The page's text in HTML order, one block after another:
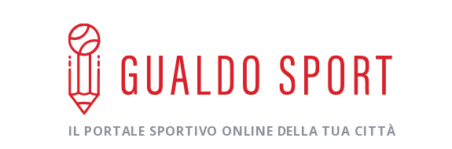
IL PORTALE SPORTIVO ONLINE DELLA TUA CITTÀ